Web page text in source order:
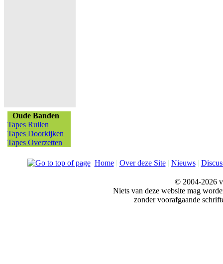
Oude Banden
Tapes Ruilen
Tapes Doorkijken
Tapes Overzetten
Home| Over deze Site| Nieuws|
© 2004-2026
Niets van deze website mag
zonder voorafgaande